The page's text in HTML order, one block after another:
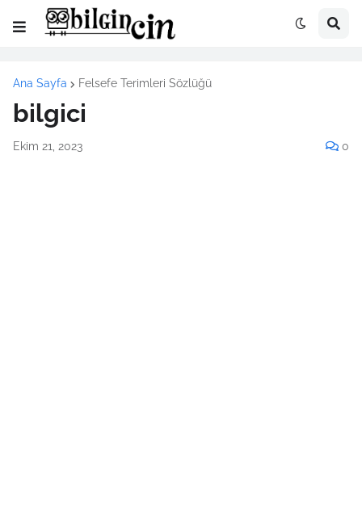
Ana Sayfa Felsefe Terimleri Sözlüğü
bilgici
Ekim 21, 2023 0